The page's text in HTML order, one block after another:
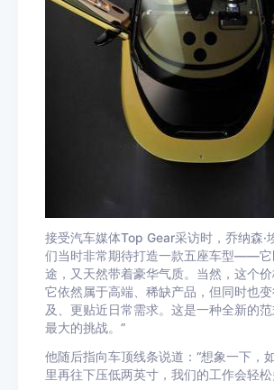
接受汽车媒体Top Gear采访时，乔纳森·
们当时非常期待打造一款五座车型——它
途，又天然带着豪华气质。当然，这个
它依然属于高端、稀缺产品，但同时也
及、更贴近日常需求。这是一种全新的
最大的挑战。”
他随后指向车顶线条说道：“想象一下，
里再往下压低两英寸，我们的工作会轻松